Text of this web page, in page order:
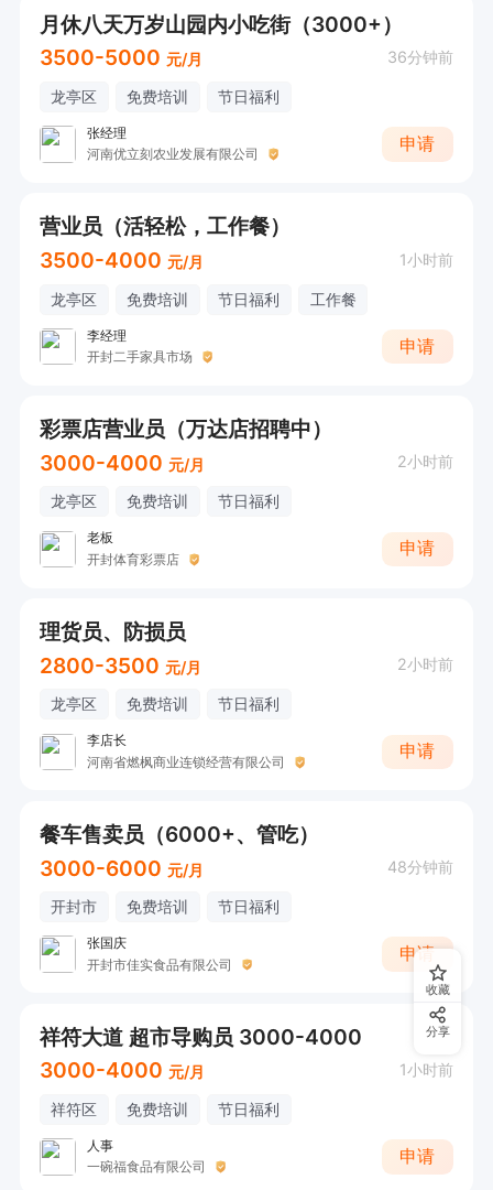
月休八天万岁山园内小吃街（3000+）
3500-5000 元/月 36分钟前
龙亭区 免费培训 节日福利
张经理
河南优立刻农业发展有限公司
申请
营业员（活轻松，工作餐）
3500-4000 元/月 1小时前
龙亭区 免费培训 节日福利 工作餐
李经理
开封二手家具市场
申请
彩票店营业员（万达店招聘中）
3000-4000 元/月 2小时前
龙亭区 免费培训 节日福利
老板
开封体育彩票店
申请
理货员、防损员
2800-3500 元/月 2小时前
龙亭区 免费培训 节日福利
李店长
河南省燃枫商业连锁经营有限公司
申请
餐车售卖员（6000+、管吃）
3000-6000 元/月 48分钟前
开封市 免费培训 节日福利
张国庆
开封市佳实食品有限公司
申请
祥符大道 超市导购员 3000-4000
3000-4000 元/月 1小时前
祥符区 免费培训 节日福利
人事
一碗福食品有限公司
申请
收藏
分享